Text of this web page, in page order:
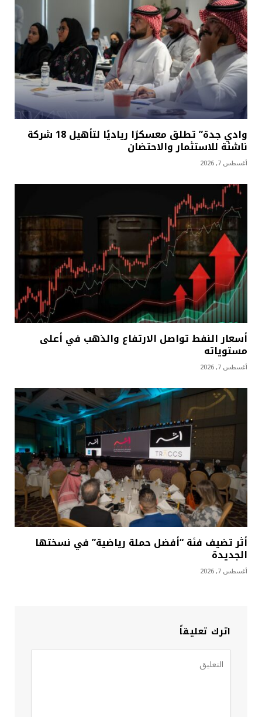
وادي جدة” تطلق معسكرًا رياديًا لتأهيل 18 شركة
ناشئة للاستثمار والاحتضان
أغسطس 7, 2026
أسعار النفط تواصل الارتفاع والذهب في أعلى
مستوياته
أغسطس 7, 2026
أثر تضيف فئة “أفضل حملة رياضية” في نسختها
الجديدة
أغسطس 7, 2026
اترك تعليقاً